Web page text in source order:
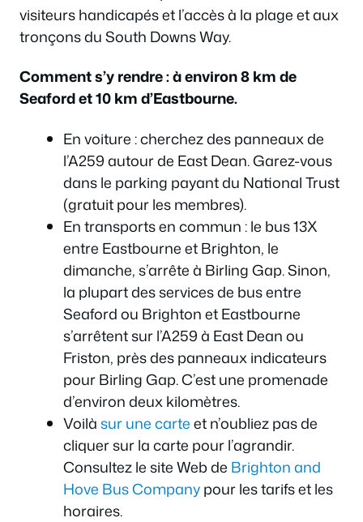
visiteurs handicapés et l’accès à la plage et aux
tronçons du South Downs Way.
Comment s’y rendre : à environ 8 km de
Seaford et 10 km d’Eastbourne.
En voiture : cherchez des panneaux de
l’A259 autour de East Dean. Garez-vous
dans le parking payant du National Trust
(gratuit pour les membres).
En transports en commun : le bus 13X
entre Eastbourne et Brighton, le
dimanche, s’arrête à Birling Gap. Sinon,
la plupart des services de bus entre
Seaford ou Brighton et Eastbourne
s’arrêtent sur l’A259 à East Dean ou
Friston, près des panneaux indicateurs
pour Birling Gap. C’est une promenade
d’environ deux kilomètres.
Voilàsur une carteet n’oubliez pas de
cliquer sur la carte pour l’agrandir.
Consultez le site Web de Brighton and
Hove Bus Companypour les tarifs et les
horaires.